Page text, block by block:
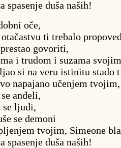
spasenje duša naših!
oče,
ti trebalo
govoriti,
i trudom i suzama svojim
si na veru istinitu stado
napajano učenjem tvojim,
anđeli,
se ljudi,
se demoni
tvojim, Simeone
spasenje duša naših!